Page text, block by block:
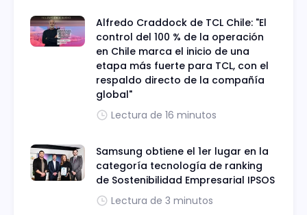
Alfredo Craddock de TCL Chile: "El
control del 100 % de la operación
en Chile marca el inicio de una
etapa más fuerte para TCL, con el
respaldo directo de la compañía
global"
Lectura de 16 minutos
Samsung obtiene el 1er lugar en la
categoría tecnología de ranking
de Sostenibilidad Empresarial IPSOS
Lectura de 3 minutos